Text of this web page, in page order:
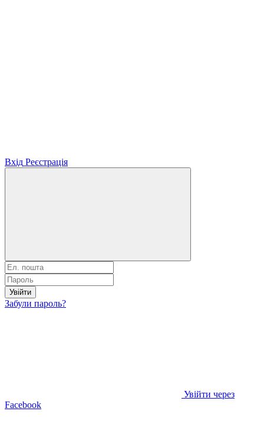
Вхід Реєстрація
Увійти
Забули пароль?
Увійти через
Facebook